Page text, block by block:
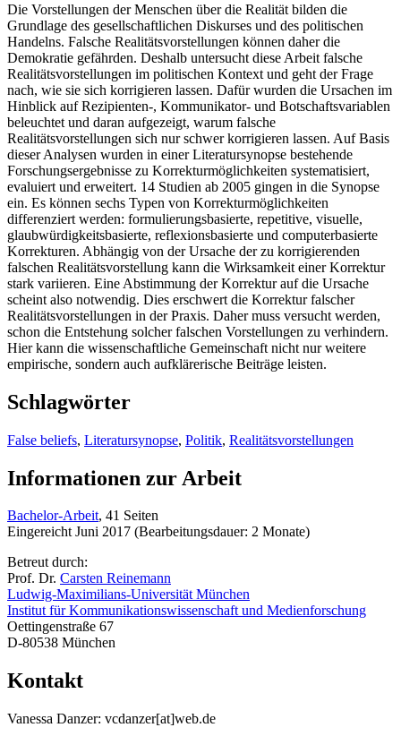
Die Vorstellungen der Menschen über die Realität bilden die
Grundlage des gesellschaftlichen Diskurses und des politischen
Handelns. Falsche Realitätsvorstellungen können daher die
Demokratie gefährden. Deshalb untersucht diese Arbeit falsche
Realitätsvorstellungen im politischen Kontext und geht der Frage
nach, wie sie sich korrigieren lassen. Dafür wurden die Ursachen im
Hinblick auf Rezipienten-, Kommunikator- und Botschaftsvariablen
beleuchtet und daran aufgezeigt, warum falsche
Realitätsvorstellungen sich nur schwer korrigieren lassen. Auf Basis
dieser Analysen wurden in einer Literatursynopse bestehende
Forschungsergebnisse zu Korrekturmöglichkeiten systematisiert,
evaluiert und erweitert. 14 Studien ab 2005 gingen in die Synopse
ein. Es können sechs Typen von Korrekturmöglichkeiten
differenziert werden: formulierungsbasierte, repetitive, visuelle,
glaubwürdigkeitsbasierte, reflexionsbasierte und computerbasierte
Korrekturen. Abhängig von der Ursache der zu korrigierenden
falschen Realitätsvorstellung kann die Wirksamkeit einer Korrektur
stark variieren. Eine Abstimmung der Korrektur auf die Ursache
scheint also notwendig. Dies erschwert die Korrektur falscher
Realitätsvorstellungen in der Praxis. Daher muss versucht werden,
schon die Entstehung solcher falschen Vorstellungen zu verhindern.
Hier kann die wissenschaftliche Gemeinschaft nicht nur weitere
empirische, sondern auch aufklärerische Beiträge leisten.
Schlagwörter
False beliefs, Literatursynopse, Politik, Realitätsvorstellungen
Informationen zur Arbeit
Bachelor-Arbeit, 41 Seiten
Eingereicht Juni 2017 (Bearbeitungsdauer: 2 Monate)
Betreut durch:
Prof. Dr. Carsten Reinemann
Ludwig-Maximilians-Universität München
Institut für Kommunikationswissenschaft und Medienforschung
Oettingenstraße 67
D-80538 München
Kontakt
Vanessa Danzer: vcdanzer[at]web.de